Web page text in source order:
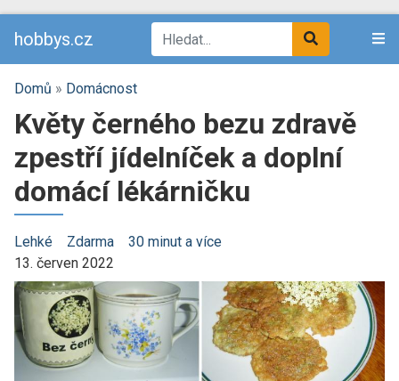
hobbys.cz
Domů » Domácnost
Květy černého bezu zdravě
zpestří jídelníček a doplní
domácí lékárničku
Lehké Zdarma
30 minut a více
13. červen 2022